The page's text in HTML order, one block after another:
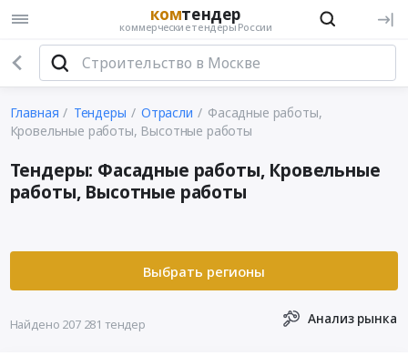
комтендер
коммерческие тендеры России
Главная Тендеры Отрасли
Фасадные работы,
Кровельные работы, Высотные работы
Тендеры: Фасадные работы, Кровельные
работы, Высотные работы
Найдено 207 281 тендер Анализ рынка